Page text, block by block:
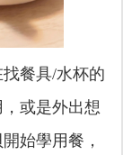
餐具/水杯的
或是外出想
始學用餐，